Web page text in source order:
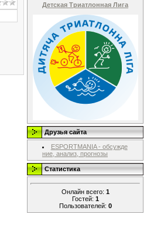
Детская Триатлонная Лига
Друзья сайта
ESPORTMANIA - обсужде
ние, анализ, прогнозы
Статистика
Онлайн всего: 1
Гостей: 1
Пользователей: 0